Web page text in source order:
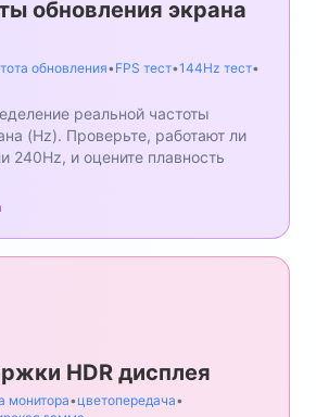
обновления экрана
обновления•FPS тест•144Hz тест•
реальной частоты
(Hz). Проверьте, работают ли
240Hz, и оцените плавность
HDR дисплея
монитора•цветопередача•